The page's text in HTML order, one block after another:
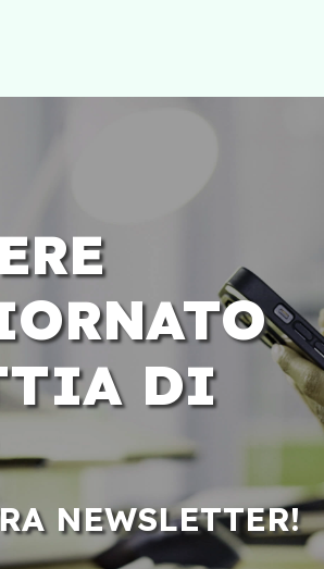
DI
NEWSLETTER!